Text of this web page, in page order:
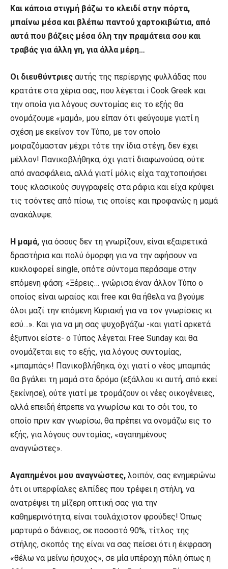
Και κάποια στιγμή βάζω το κλειδί στην πόρτα,
μπαίνω μέσα και βλέπω παντού χαρτοκιβώτια, από
αυτά που βάζεις μέσα όλη την πραμάτεια σου και
τραβάς για άλλη γη, για άλλα μέρη…
Οι διευθύντριες αυτής της περίεργης φυλλάδας που
κρατάτε στα χέρια σας, που λέγεται i Cook Greek και
την οποία για λόγους συντομίας εις το εξής θα
ονομάζουμε «μαμά», μου είπαν ότι φεύγουμε γιατί η
σχέση με εκείνον τον Τύπο, με τον οποίο
μοιραζόμασταν μέχρι τότε την ίδια στέγη, δεν έχει
μέλλον! Πανικοβλήθηκα, όχι γιατί διαφωνούσα, ούτε
από ανασφάλεια, αλλά γιατί μόλις είχα ταχτοποιήσει
τους κλασικούς συγγραφείς στα ράφια και είχα κρύψει
τις τσόντες από πίσω, τις οποίες και προφανώς η μαμά
ανακάλυψε.
Η μαμά, για όσους δεν τη γνωρίζουν, είναι εξαιρετικά
δραστήρια και πολύ όμορφη για να την αφήσουν να
κυκλοφορεί single, οπότε σύντομα περάσαμε στην
επόμενη φάση: «Ξέρεις… γνώρισα έναν άλλον Τύπο ο
οποίος είναι ωραίος και free και θα ήθελα να βγούμε
όλοι μαζί την επόμενη Κυριακή για να τον γνωρίσεις κι
εσύ…». Και για να μη σας ψυχοβγάζω -και γιατί αρκετά
έξυπνοι είστε- ο Τύπος λέγεται Free Sunday και θα
ονομάζεται εις το εξής, για λόγους συντομίας,
«μπαμπάς»! Πανικοβλήθηκα, όχι γιατί ο νέος μπαμπάς
θα βγάλει τη μαμά στο δρόμο (εξάλλου κι αυτή, από εκεί
ξεκίνησε), ούτε γιατί με τρομάζουν οι νέες οικογένειες,
αλλά επειδή έπρεπε να γνωρίσω και το σόι του, το
οποίο πριν καν γνωρίσω, θα πρέπει να ονομάζω εις το
εξής, για λόγους συντομίας, «αγαπημένους
αναγνώστες».
Αγαπημένοι μου αναγνώστες, λοιπόν, σας ενημερώνω
ότι οι υπερφίαλες ελπίδες που τρέφει η στήλη, να
ανατρέψει τη μίζερη οπτική σας για την
καθημερινότητα, είναι τουλάχιστον φρούδες! Όπως
μαρτυρά ο δάνειος, σε ποσοστό 90%, τίτλος της
στήλης, σκοπός της είναι να σας πείσει ότι η έκφραση
«θέλω να μείνω ήσυχος», σε μία υπέροχη πόλη όπως η